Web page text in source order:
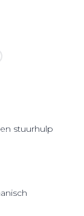
stuurhulp